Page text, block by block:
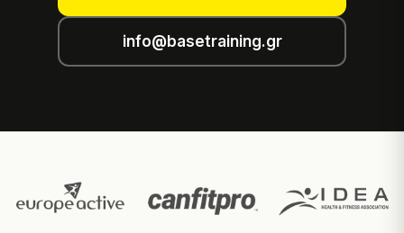
info@basetraining.gr